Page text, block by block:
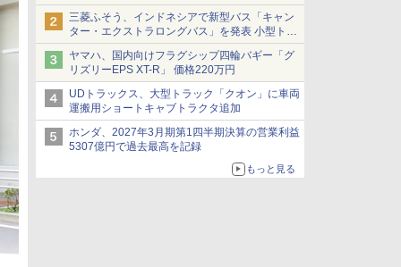
車両を通行可能に
三菱ふそう、インドネシアで新型バス「キャン
ター・エクストラロングバス」を発表 小型トラ
ックベースの観光・旅客輸送向けバス
ヤマハ、国内向けフラグシップ四輪バギー「グ
リズリーEPS XT-R」 価格220万円
UDトラックス、大型トラック「クオン」に車両
運搬用ショートキャブトラクタ追加
ホンダ、2027年3月期第1四半期決算の営業利益
5307億円で過去最高を記録
もっと見る